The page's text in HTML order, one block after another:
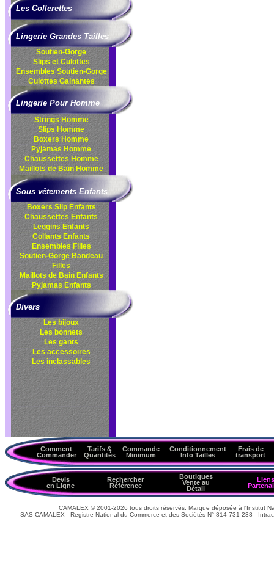
Les Collerettes
Lingerie Grandes Tailles
Soutien-Gorge
Slips et Culottes
EnsemblesSoutien-Gorge
CulottesGainantes
Lingerie Pour Homme
Strings Homme
Slips Homme
Boxers Homme
Pyjamas Homme
Chaussettes Homme
Maillots de Bain Homme
Sous vêtements Enfants
Boxers Slip Enfants
Chaussettes Enfants
Leggins Enfants
Collants Enfants
Ensembles Filles
Soutien-Gorge Bandeau
Filles
Maillots de Bain Enfants
Pyjamas Enfants
Divers
Les bijoux
Les bonnets
Les gants
Les accessoires
Les inclassables
Comment
Commander
Tarifs &
Quantités
Commande
Minimum
Conditionnement
Info Tailles
Frais de
transport
Devis
en Ligne
Rechercher
Référence
Boutiques
Vente au
Détail
Liens
CAMALEX © 2001-2026 tous droits réservés. Marque déposée à l'Institut
SAS CAMALEX - Registre National du Commerce et des Sociétés N° 814 731 238 -